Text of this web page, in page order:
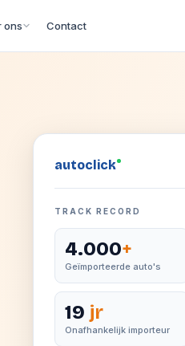
ons Contact
autoclick
TRACK RECORD
4.000+
Geïmporteerde auto's
19 jr
Onafhankelijk importeur